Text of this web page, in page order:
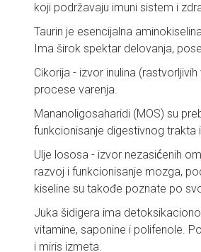
koji podržavaju imuni sistem i
Taurin je esencijalna
Ima širok spektar delovanja,
Cikorija - izvor inulina
procese varenja.
Mananoligosaharidi (MOS) su
funkcionisanje digestivnog trakta
Ulje lososa - izvor nezasićenih
razvoj i funkcionisanje mozga,
kiseline su takođe poznate po
Juka šidigera ima
vitamine, saponine i polifenole.
i miris izmeta.